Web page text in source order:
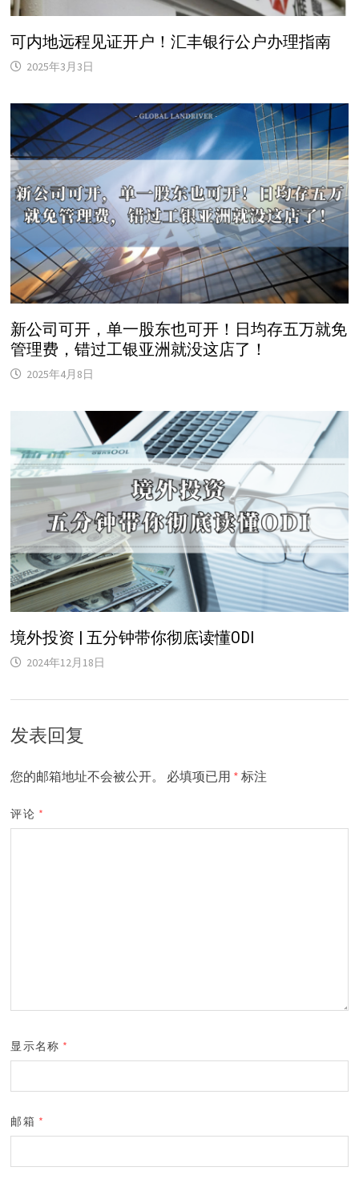
可内地远程见证开户！汇丰银行公户办理指南
2025年3月3日
新公司可开，单一股东也可开！日均存五万就免
管理费，错过工银亚洲就没这店了！
2025年4月8日
境外投资 | 五分钟带你彻底读懂ODI
2024年12月18日
发表回复
您的邮箱地址不会被公开。 必填项已用 * 标注
评论 *
显示名称 *
邮箱 *